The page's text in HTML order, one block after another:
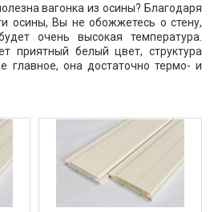
вагонка из осины? Благодаря
осины, Вы не обожжетесь о стену,
очень высокая температура.
приятный белый цвет, структура
главное, она достаточно термо- и